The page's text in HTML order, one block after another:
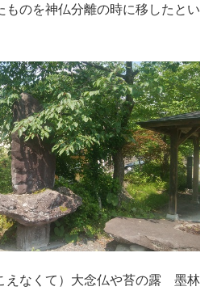
ものを神仏分離の時に移したとい
えなくて）大念仏や苔の露 墨林